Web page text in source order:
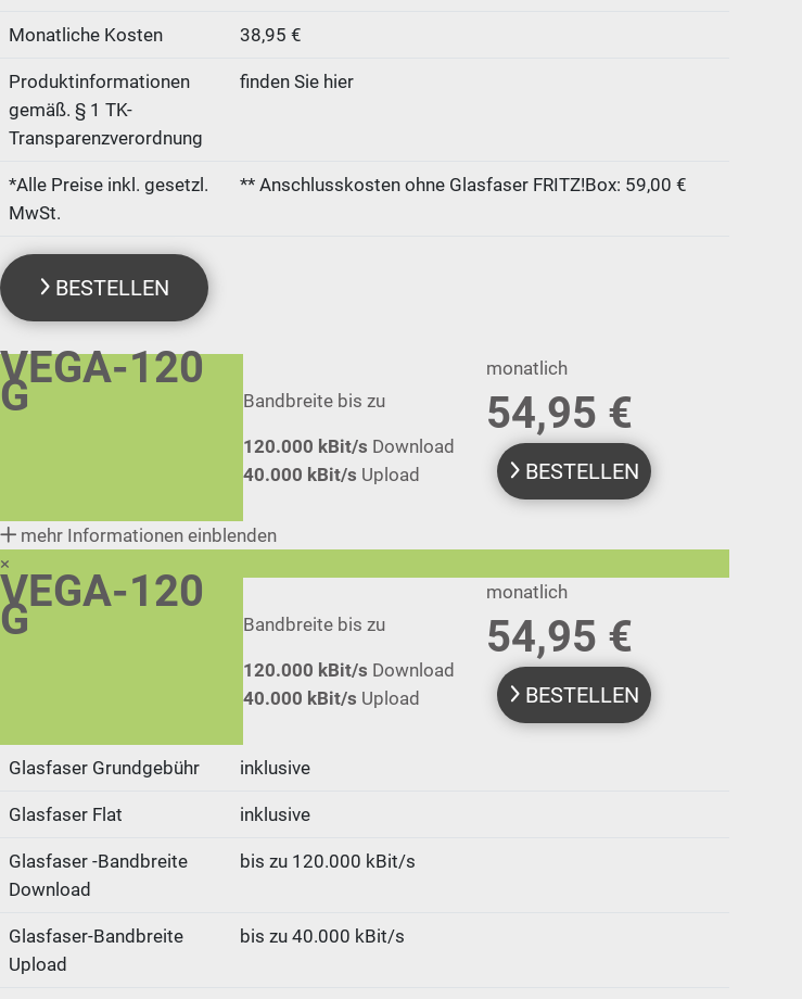
Monatliche Kosten 38,95 €
Produktinformationen
gemäß. § 1 TK-
Transparenzverordnung
finden Sie hier
*Alle Preise inkl. gesetzl.
MwSt.
** Anschlusskosten ohne Glasfaser FRITZ!Box: 59,00 €
BESTELLEN
VEGA-120
G Bandbreite bis zu
120.000 kBit/s Download
40.000 kBit/s Upload
monatlich
54,95 €
BESTELLEN
mehr Informationen einblenden
×
VEGA-120
G Bandbreite bis zu
120.000 kBit/s Download
40.000 kBit/s Upload
monatlich
54,95 €
BESTELLEN
Glasfaser Grundgebühr inklusive
Glasfaser Flat inklusive
Glasfaser -Bandbreite
Download
bis zu 120.000 kBit/s
Glasfaser-Bandbreite
Upload
bis zu 40.000 kBit/s